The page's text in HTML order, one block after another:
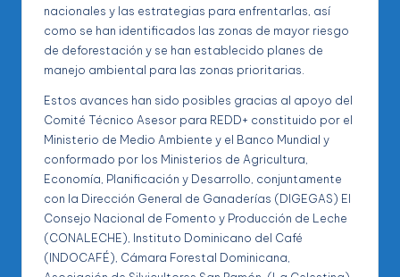
nacionales y las estrategias para enfrentarlas, así
como se han identificados las zonas de mayor riesgo
de deforestación y se han establecido planes de
manejo ambiental para las zonas prioritarias.
Estos avances han sido posibles gracias al apoyo del
Comité Técnico Asesor para REDD+ constituido por el
Ministerio de Medio Ambiente y el Banco Mundial y
conformado por los Ministerios de Agricultura,
Economía, Planificación y Desarrollo, conjuntamente
con la Dirección General de Ganaderías (DIGEGAS) El
Consejo Nacional de Fomento y Producción de Leche
(CONALECHE), Instituto Dominicano del Café
(INDOCAFÉ), Cámara Forestal Dominicana,